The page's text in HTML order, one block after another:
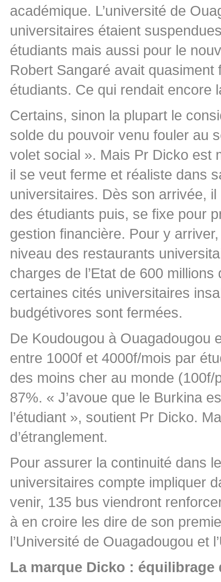
académique. L’université de
universitaires étaient
étudiants mais aussi pour le
Robert Sangaré avait quasiment
étudiants. Ce qui rendait encore
Certains, sinon la plupart le
solde du pouvoir venu fouler au
volet social ». Mais Pr Dicko est
il se veut ferme et réaliste dans
universitaires. Dès son arrivée,
des étudiants puis, se fixe pour
gestion financière. Pour y
niveau des restaurants
charges de l’Etat de 600
certaines cités universitaires
budgétivores sont fermées.
De Koudougou à Ouagadougou
entre 1000f et 4000f/mois par
des moins cher au monde (100f/
87%. « J’avoue que le Burkina
l’étudiant », soutient Pr Dicko.
d’étranglement.
Pour assurer la continuité dans
universitaires compte impliquer
venir, 135 bus viendront
à en croire les dire de son
l’Université de Ouagadougou et
La marque Dicko : équilibrage